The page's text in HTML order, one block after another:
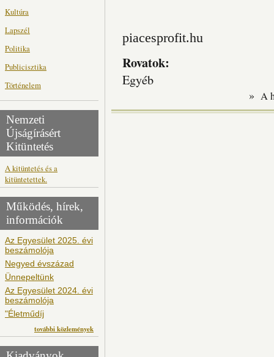
Kultúra
Lapszél
Politika
Publicisztika
Történelem
Nemzeti
Újságírásért
Kitüntetés
A kitüntetés és a
kitüntetettek.
Működés, hírek,
információk
Az Egyesület 2025. évi
beszámolója
Negyed évszázad
Ünnepeltünk
Az Egyesület 2024. évi
beszámolója
"Életműdíj
további közlemények
piacesprofit.hu
Rovatok:
Egyéb
» A